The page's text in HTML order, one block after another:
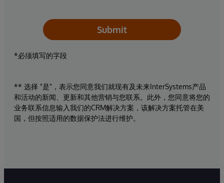
Submit
*必须填写的字段
** 选择 "是"，表示您同意我们就现有及未来InterSystems产品
和活动的新闻、更新和其他营销与您联系。此外，您同意将您的
业务联系信息输入我们的CRM解决方案，该解决方案托管在美
国，但按照适用的数据保护法进行维护。